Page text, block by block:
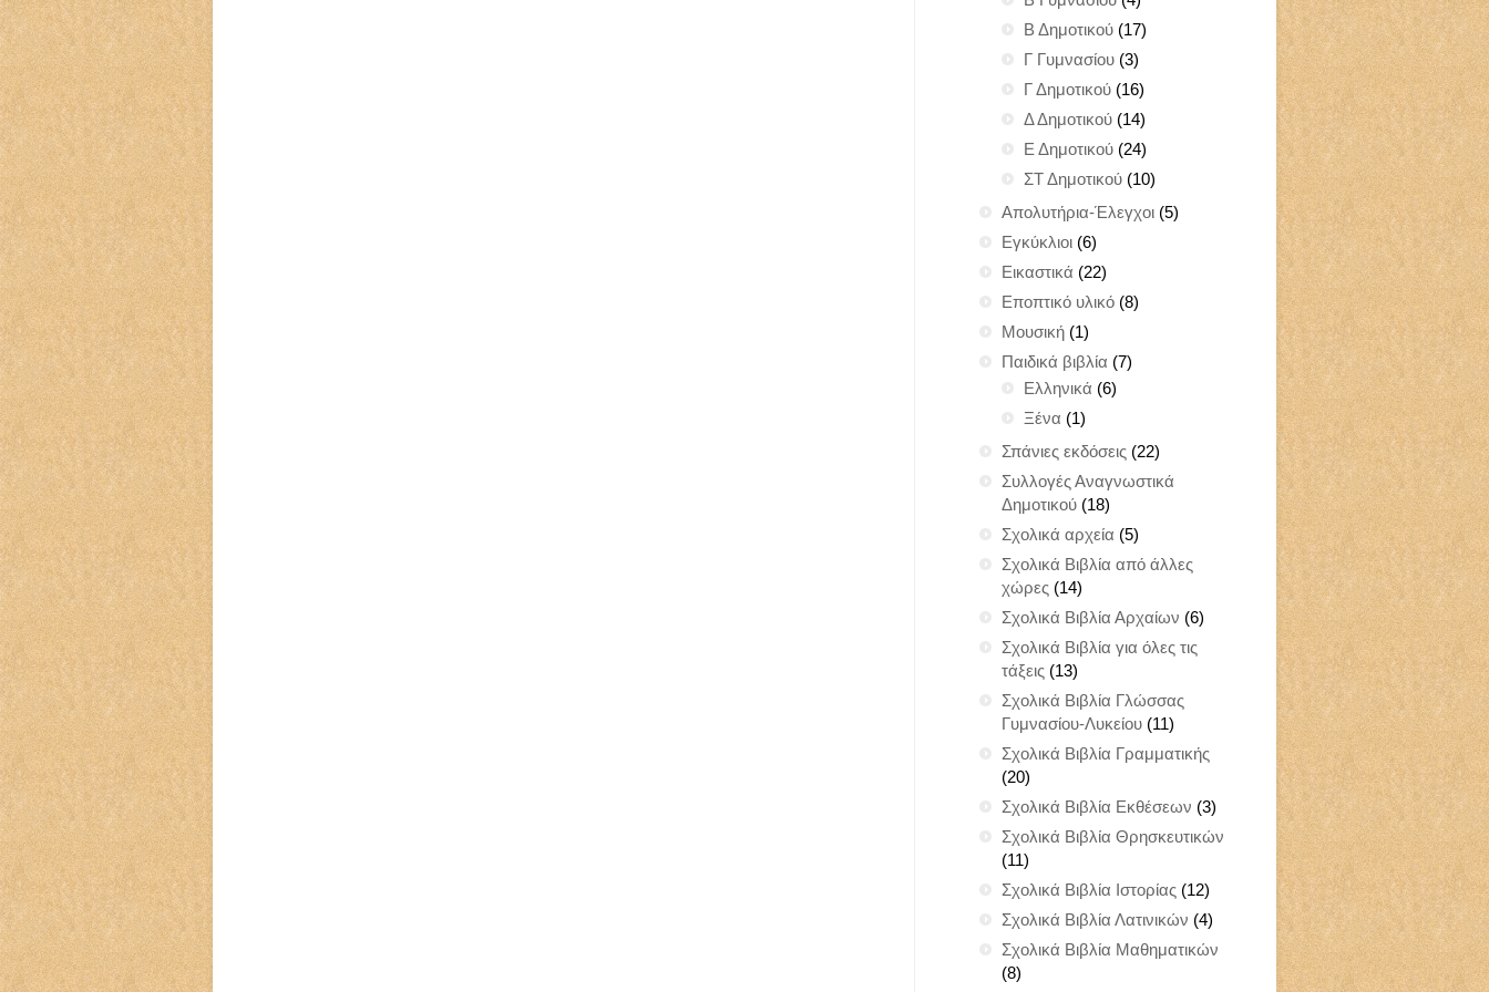
Β Δημοτικού (17)
Γ Γυμνασίου (3)
Γ Δημοτικού (16)
Δ Δημοτικού (14)
Ε Δημοτικού (24)
ΣΤ Δημοτικού (10)
Απολυτήρια-Έλεγχοι (5)
Εγκύκλιοι (6)
Εικαστικά (22)
Εποπτικό υλικό (8)
Μουσική (1)
Παιδικά βιβλία (7)
Ελληνικά (6)
Ξένα (1)
Σπάνιες εκδόσεις (22)
Συλλογές Αναγνωστικά
Δημοτικού (18)
Σχολικά αρχεία (5)
Σχολικά Βιβλία από άλλες
χώρες (14)
Σχολικά Βιβλία Αρχαίων (6)
Σχολικά Βιβλία για όλες τις
τάξεις (13)
Σχολικά Βιβλία Γλώσσας
Γυμνασίου-Λυκείου (11)
Σχολικά Βιβλία Γραμματικής
(20)
Σχολικά Βιβλία Εκθέσεων (3)
Σχολικά Βιβλία Θρησκευτικών
(11)
Σχολικά Βιβλία Ιστορίας (12)
Σχολικά Βιβλία Λατινικών (4)
Σχολικά Βιβλία Μαθηματικών
(8)